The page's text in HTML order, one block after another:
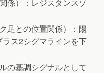
係）：レジスタンスゾ
足との位置関係）：陽
ス2シグマラインを下
の基調シグナルとして